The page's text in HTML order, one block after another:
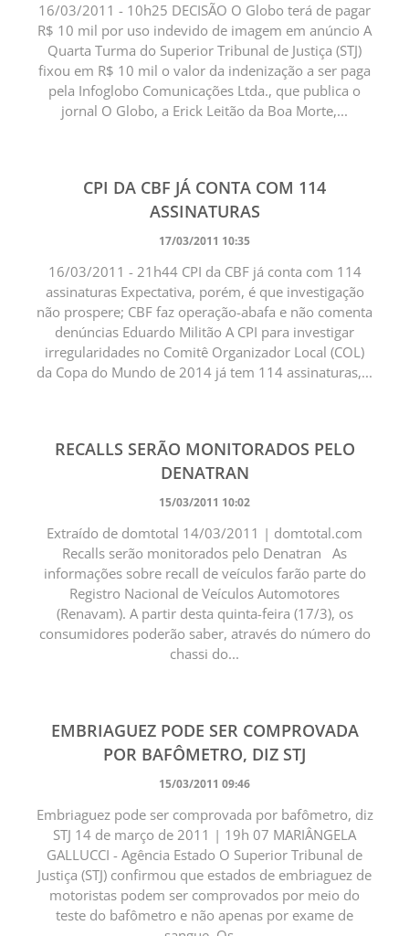
16/03/2011 - 10h25 DECISÃO O Globo terá de pagar
R$ 10 mil por uso indevido de imagem em anúncio A
Quarta Turma do Superior Tribunal de Justiça (STJ)
fixou em R$ 10 mil o valor da indenização a ser paga
pela Infoglobo Comunicações Ltda., que publica o
jornal O Globo, a Erick Leitão da Boa Morte,...
CPI DA CBF JÁ CONTA COM 114
ASSINATURAS
17/03/2011 10:35
16/03/2011 - 21h44 CPI da CBF já conta com 114
assinaturas Expectativa, porém, é que investigação
não prospere; CBF faz operação-abafa e não comenta
denúncias Eduardo Militão A CPI para investigar
irregularidades no Comitê Organizador Local (COL)
da Copa do Mundo de 2014 já tem 114 assinaturas,...
RECALLS SERÃO MONITORADOS PELO
DENATRAN
15/03/2011 10:02
Extraído de domtotal 14/03/2011 | domtotal.com
Recalls serão monitorados pelo Denatran As
informações sobre recall de veículos farão parte do
Registro Nacional de Veículos Automotores
(Renavam). A partir desta quinta-feira (17/3), os
consumidores poderão saber, através do número do
chassi do...
EMBRIAGUEZ PODE SER COMPROVADA
POR BAFÔMETRO, DIZ STJ
15/03/2011 09:46
Embriaguez pode ser comprovada por bafômetro, diz
STJ 14 de março de 2011 | 19h 07 MARIÂNGELA
GALLUCCI - Agência Estado O Superior Tribunal de
Justiça (STJ) confirmou que estados de embriaguez de
motoristas podem ser comprovados por meio do
teste do bafômetro e não apenas por exame de